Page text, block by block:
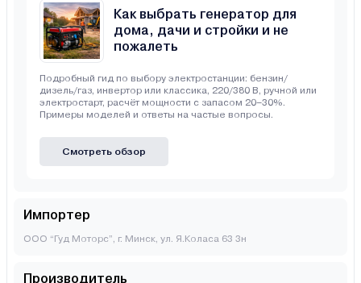
Как выбрать генератор для
дома, дачи и стройки и не
пожалеть
Подробный гид по выбору электростанции: бензин/
дизель/газ, инвертор или классика, 220/380 В, ручной или
электростарт, расчёт мощности с запасом 20–30%.
Примеры моделей и ответы на частые вопросы.
Смотреть обзор
Импортер
ООО “Гуд Моторс”, г. Минск, ул. Я.Коласа 63 3н
Производитель